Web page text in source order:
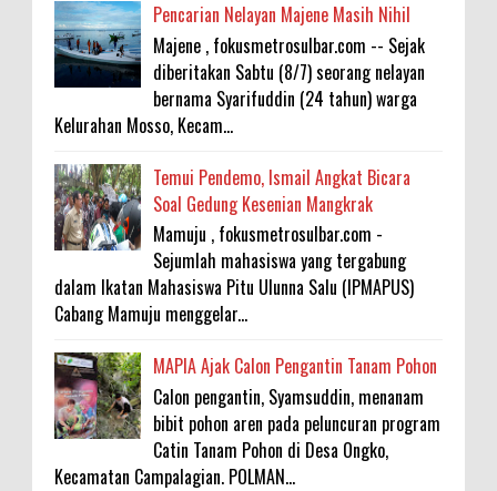
Pencarian Nelayan Majene Masih Nihil
Majene , fokusmetrosulbar.com -- Sejak
diberitakan Sabtu (8/7) seorang nelayan
bernama Syarifuddin (24 tahun) warga
Kelurahan Mosso, Kecam...
Temui Pendemo, Ismail Angkat Bicara
Soal Gedung Kesenian Mangkrak
Mamuju , fokusmetrosulbar.com -
Sejumlah mahasiswa yang tergabung
dalam Ikatan Mahasiswa Pitu Ulunna Salu (IPMAPUS)
Cabang Mamuju menggelar...
MAPIA Ajak Calon Pengantin Tanam Pohon
Calon pengantin, Syamsuddin, menanam
bibit pohon aren pada peluncuran program
Catin Tanam Pohon di Desa Ongko,
Kecamatan Campalagian. POLMAN...